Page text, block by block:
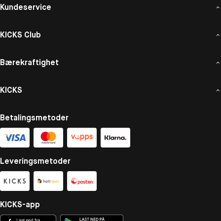
Kundeservice
KICKS Club
Bærekraftighet
KICKS
Betalingsmetoder
Leveringsmetoder
KICKS-app